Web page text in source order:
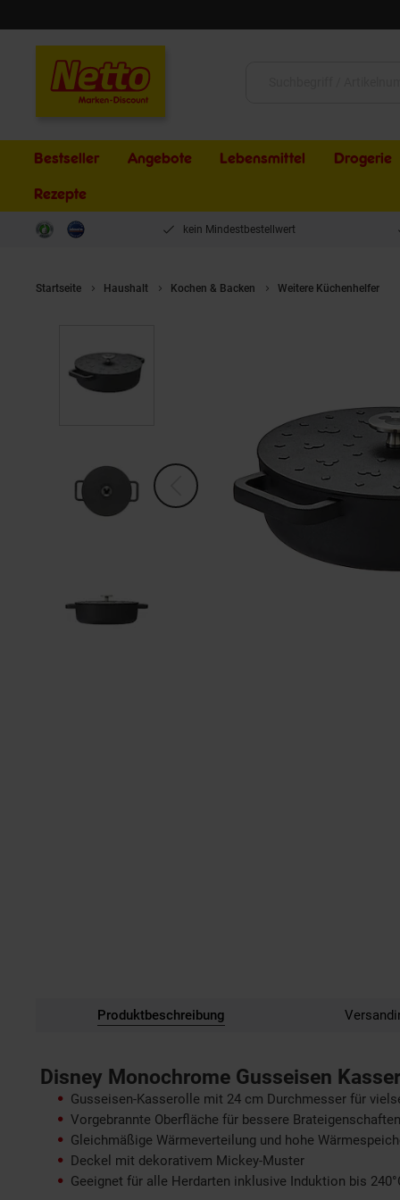
Bestseller Angebote Lebensmittel Drogerie
Rezepte
kein Mindestbestellwert
Startseite Haushalt Kochen & Backen Weitere Küchenhelfer
Produktbeschreibung
Disney Monochrome Gusseisen
Gusseisen-Kasserolle mit 24 cm Durchmesser für
Vorgebrannte Oberfläche für bessere Brateigenschaften
Gleichmäßige Wärmeverteilung und hohe
Deckel mit dekorativem Mickey-Muster
Geeignet für alle Herdarten inklusive Induktion bis